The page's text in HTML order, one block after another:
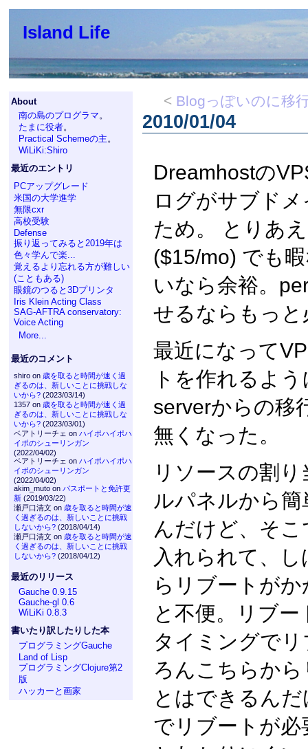
Island Life
About
南の島のプログラマ。
たまに役者。
Practical Schemeの主。
WiLiKi:Shiro
最近のエントリ
PCアップグレード
米国の大学進学
無限cxr
高校受験
Defense
振り返ってみると2019年は
色々学んで楽...
覚えるより忘れる方が難しい
(こともある)
眼鏡のつると3Dプリンタ
Iris Klein Acting Class
SAG-AFTRA conservatory:
Voice Acting
More...
最近のコメント
shiro on 歳を取ると時間が速く過
ぎるのは、新しいことに挑戦しな
いから?(2023/03/14)
1357 on 歳を取ると時間が速く過
ぎるのは、新しいことに挑戦しな
いから?(2023/03/01)
ベアトリーチェ on ハイポハイポハ
イポのシューリンガン
(2022/04/02)
ベアトリーチェ on ハイポハイポハ
イポのシューリンガン
(2022/04/02)
akim_muto on パスポートと免許更
新(2019/03/22)
瀬戸口清文 on 歳を取ると時間が速
く過ぎるのは、新しいことに挑戦
しないから?(2018/04/14)
瀬戸口清文 on 歳を取ると時間が速
く過ぎるのは、新しいことに挑戦
しないから?(2018/04/12)
最近のリリース
Gauche 0.9.15
Gauche-gl 0.6
WiLiKi 0.8.3
書いたり訳したりした本
プログラミングGauche
Land of Lisp
プログラミングClojure第2
版
ハッカーと画家
< Blogっぽいのに移
2010/01/04
Dreamhostの
ログがサブド
ため。 とりあ
($15/mo) でも
いなら余裕。
せるならもっ
最近になって
トを作れるよ
serverからの移
無くなった。
リソースの割
ルパネルから
んだけど、そ
入れられて、
らリブートが
と不便。リブ
タイミングで
ろんこちらか
とはできるん
でリブートが